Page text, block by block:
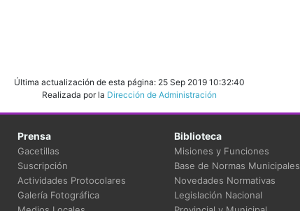
Última actualización de esta página: 25 Sep 2019 10:32:40
Realizada por la Dirección de Administración
Prensa
Gacetillas
Suscripción
Actividades Protocolares
Galería Fotográfica
Biblioteca
Misiones y Funciones
Base de Normas Municipales
Novedades Normativas
Legislación Nacional